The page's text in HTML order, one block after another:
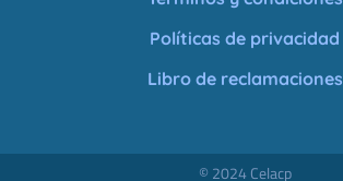
Políticas de privacidad
Libro de reclamaciones
© 2024 Celacp